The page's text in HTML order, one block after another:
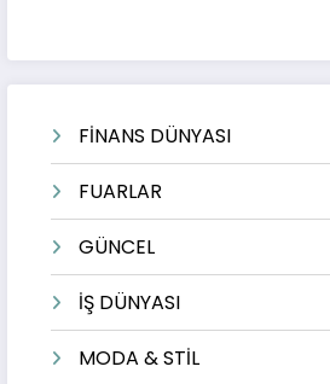
FİNANS DÜNYASI
FUARLAR
GÜNCEL
İŞ DÜNYASI
MODA & STİL